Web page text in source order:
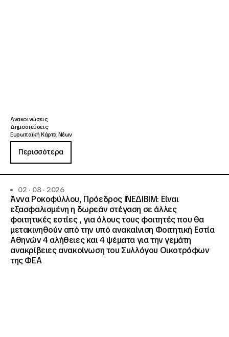
Ανακοινώσεις
Δημοσιεύσεις
Ευρωπαϊκή Κάρτα Νέων
Περισσότερα
02 · 08 · 2026
Άννα Ροκοφύλλου, Πρόεδρος ΙΝΕΔΙΒΙΜ: Είναι
εξασφαλισμένη η δωρεάν στέγαση σε άλλες
φοιτητικές εστίες , για όλους τους φοιτητές που θα
μετακινηθούν από την υπό ανακαίνιση Φοιτητική Εστία
Αθηνών 4 αλήθειες και 4 ψέματα για την γεμάτη
ανακρίβειες ανακοίνωση του Συλλόγου Οικοτρόφων
της ΦΕΑ